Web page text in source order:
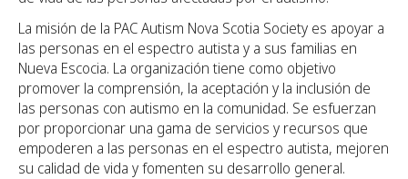
La misión de la PAC Autism Nova Scotia Society es apoyar a
las personas en el espectro autista y a sus familias en
Nueva Escocia. La organización tiene como objetivo
promover la comprensión, la aceptación y la inclusión de
las personas con autismo en la comunidad. Se esfuerzan
por proporcionar una gama de servicios y recursos que
empoderen a las personas en el espectro autista, mejoren
su calidad de vida y fomenten su desarrollo general.